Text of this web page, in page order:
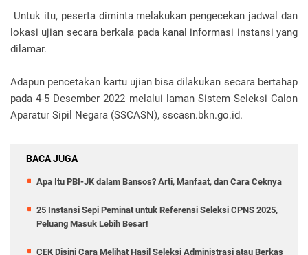
Untuk itu, peserta diminta melakukan pengecekan jadwal dan
lokasi ujian secara berkala pada kanal informasi instansi yang
dilamar.
Adapun pencetakan kartu ujian bisa dilakukan secara bertahap
pada 4-5 Desember 2022 melalui laman Sistem Seleksi Calon
Aparatur Sipil Negara (SSCASN), sscasn.bkn.go.id.
BACA JUGA
Apa Itu PBI-JK dalam Bansos? Arti, Manfaat, dan Cara Ceknya
25 Instansi Sepi Peminat untuk Referensi Seleksi CPNS 2025,
Peluang Masuk Lebih Besar!
CEK Disini Cara Melihat Hasil Seleksi Administrasi atau Berkas